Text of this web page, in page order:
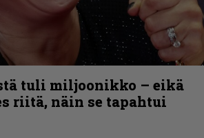
tuli miljoonikko – eikä
riitä, näin se tapahtui